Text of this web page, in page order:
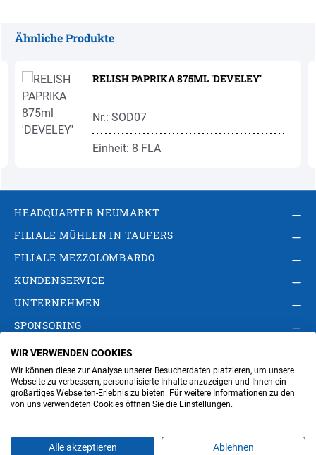
Ähnliche Produkte
RELISH PAPRIKA 875ML 'DEVELEY'
Nr.: SOD07
Einheit: 8 FLA
HEADQUARTER NEUMARKT
FILIALE MÜHLEN IN TAUFERS
FILIALE MEZZOLOMBARDO
KUNDENSERVICE
UNTERNEHMEN
SPONSORING
AGB Privacy Policy
Impressum
Cookie-Einstellungen ändern
Verwaltung
WIR VERWENDEN COOKIES
Wir können diese zur Analyse unserer Besucherdaten platzieren, um unsere
Webseite zu verbessern, personalisierte Inhalte anzuzeigen und Ihnen ein
großartiges Webseiten-Erlebnis zu bieten. Für weitere Informationen zu den
von uns verwendeten Cookies öffnen Sie die Einstellungen.
Alle akzeptieren Ablehnen